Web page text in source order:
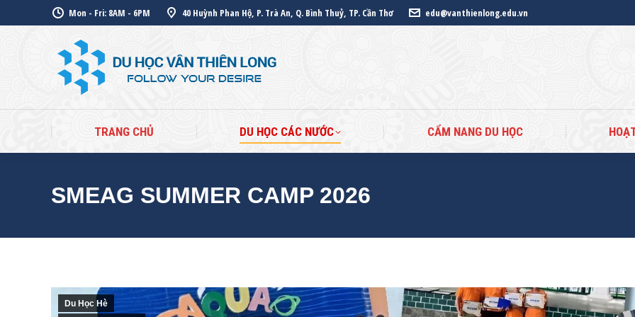
Mon - Fri: 8AM - 6PM 40 Huỳnh Phan Hộ, P. Trà An, Q. Bình Thuỷ, TP. Cần Thơ edu@vanthienlong.edu.vn
TRANG CHỦ DU HỌC CÁC NƯỚC CẨM NANG DU HỌC
SMEAG SUMMER CAMP 2026
Du Học Hè